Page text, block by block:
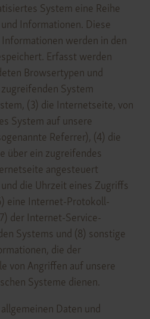
System eine Reihe
Informationen. Diese
werden in den
Erfasst werden
Browsertypen und
System
(3) die Internetseite, von
System auf unsere
Referrer), (4) die
über ein zugreifendes
angesteuert
die Uhrzeit eines Zugriffs
eine Internet-Protokoll-
der Internet-Service-
Systems und (8) sonstige
die der
von Angriffen auf unsere
Systeme dienen.
Daten und